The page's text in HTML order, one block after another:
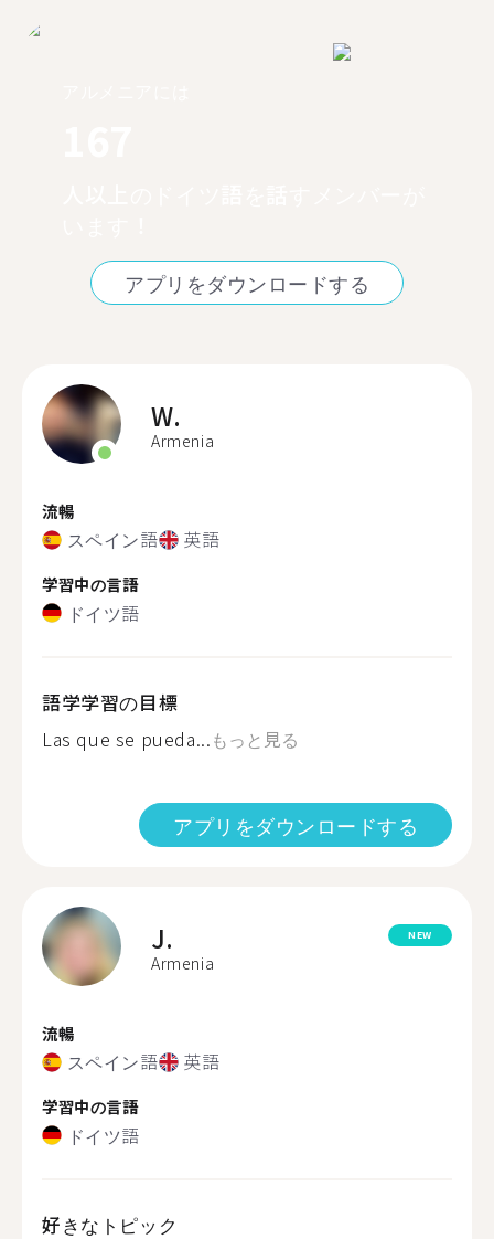
アプリをダウンロードする
W.
Armenia
流暢
スペイン語 英語
学習中の言語
ドイツ語
語学学習の目標
Las que se pueda...もっと見る
アプリをダウンロードする
J.
Armenia
NEW
流暢
スペイン語 英語
学習中の言語
ドイツ語
好きなトピック